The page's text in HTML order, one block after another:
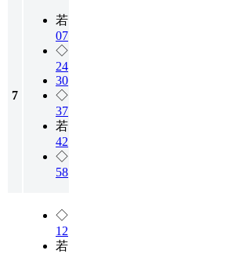
7
若
07
◇
24
30
◇
37
若
42
◇
58
◇
12
若